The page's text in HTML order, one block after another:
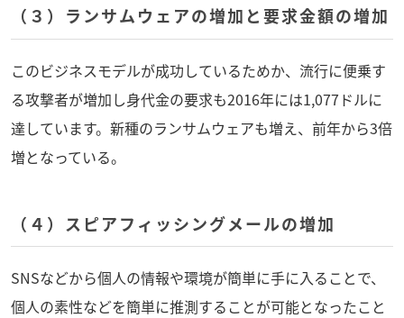
（３）ランサムウェアの増加と要求金額の増加
このビジネスモデルが成功しているためか、流行に便乗す
る攻撃者が増加し身代金の要求も2016年には1,077ドルに
達しています。新種のランサムウェアも増え、前年から3倍
増となっている。
（４）スピアフィッシングメールの増加
SNSなどから個人の情報や環境が簡単に手に入ることで、
個人の素性などを簡単に推測することが可能となったこと